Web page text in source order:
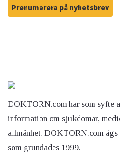
Prenumerera på nyhetsbrev
DOKTORN.com har som syfte
information om sjukdomar,
allmänhet. DOKTORN.com
som grundades 1999.